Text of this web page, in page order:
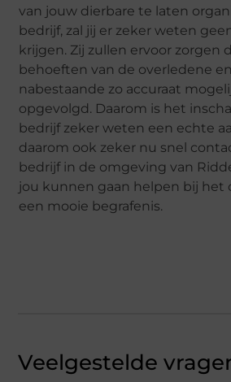
van jouw dierbare te laten
bedrijf, zal jij er zeker weten
krijgen. Zij zullen ervoor zorgen
behoeften van de overledene
nabestaande zo accuraat
opgevolgd. Daarom is het
bedrijf zeker weten een echte
daarom ook zeker nu snel
bedrijf in de omgeving van
jou kunnen gaan helpen bij het
een mooie begrafenis.
Veelgestelde